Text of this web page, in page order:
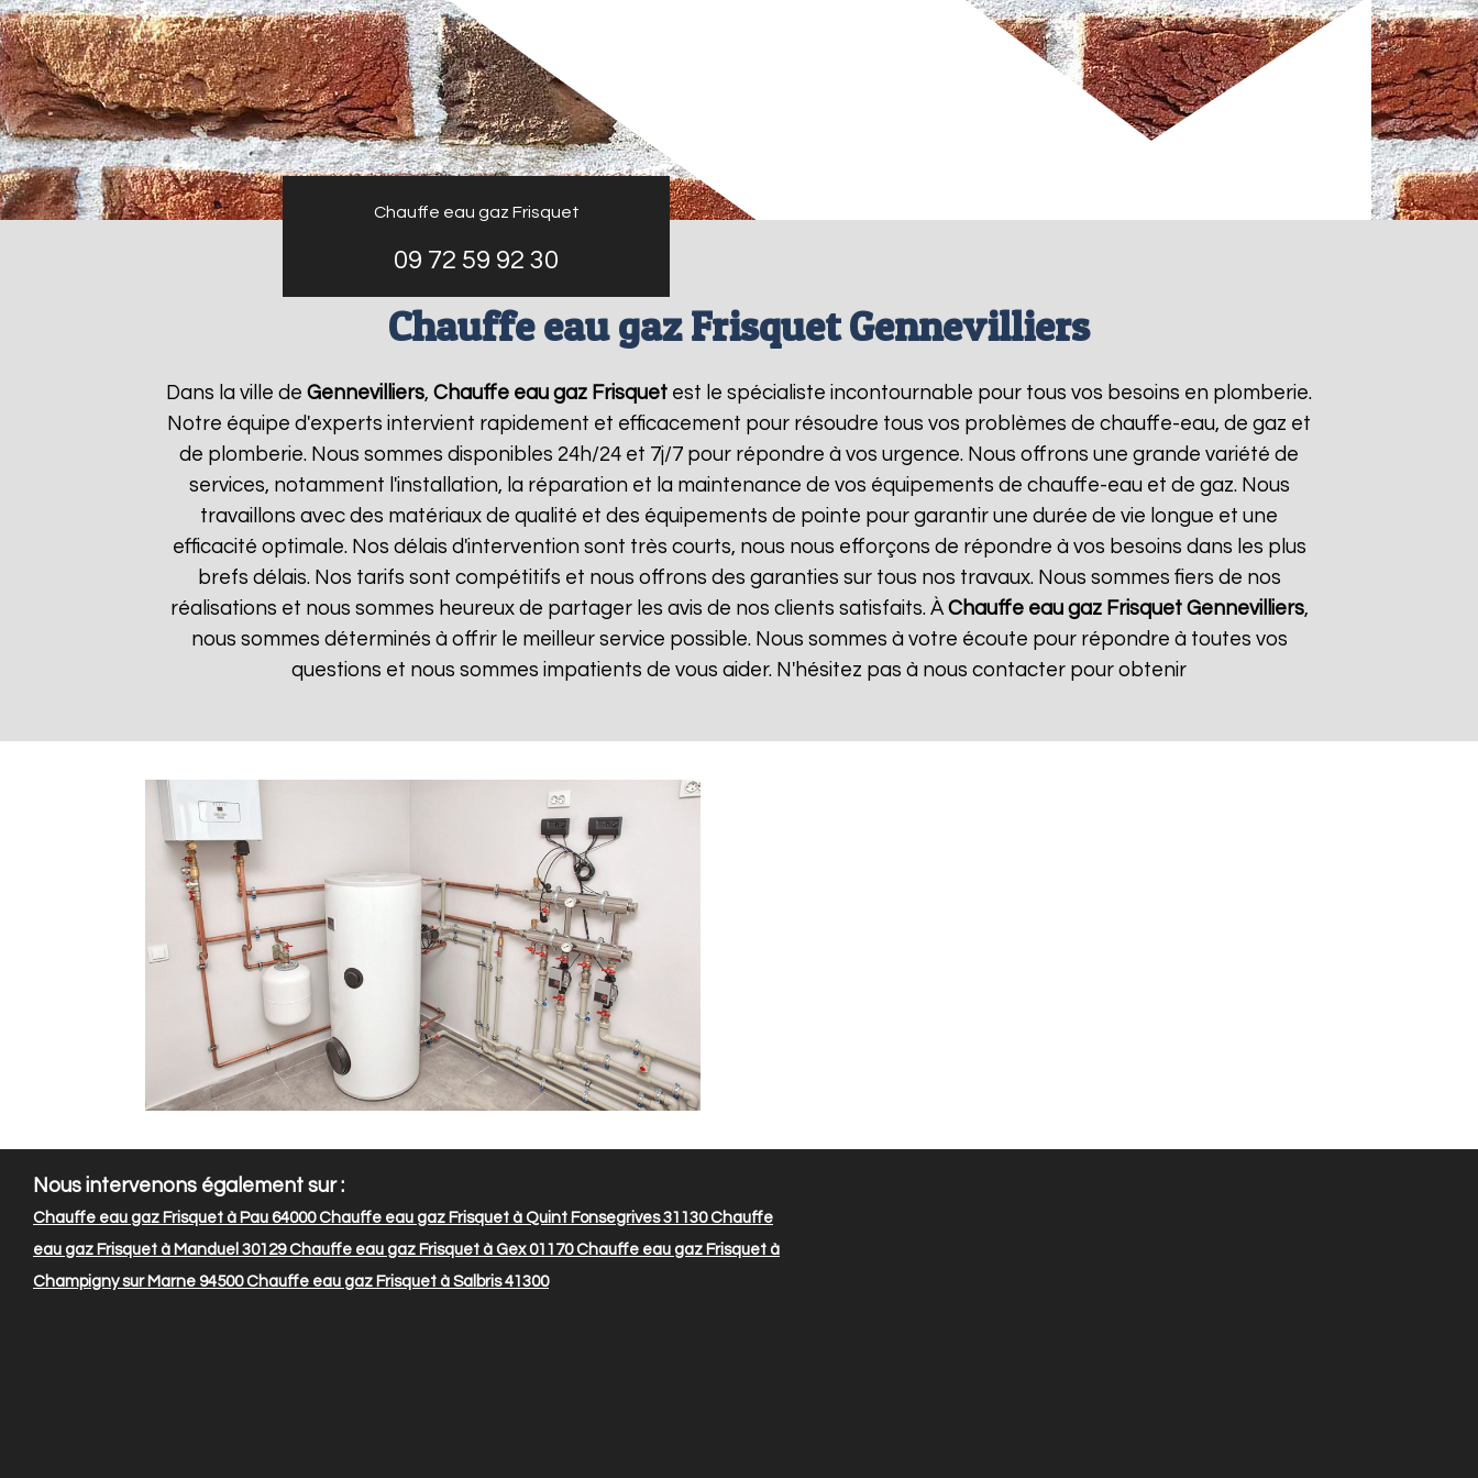
Chauffe eau gaz Frisquet
09 72 59 92 30
Chauffe eau gaz Frisquet Gennevilliers
Dans la ville de Gennevilliers, Chauffe eau gaz Frisquet est le spécialiste incontournable pour tous vos besoins en plomberie.
Notre équipe d'experts intervient rapidement et efficacement pour résoudre tous vos problèmes de chauffe-eau, de gaz et
de plomberie. Nous sommes disponibles 24h/24 et 7j/7 pour répondre à vos urgence. Nous offrons une grande variété de
services, notamment l'installation, la réparation et la maintenance de vos équipements de chauffe-eau et de gaz. Nous
travaillons avec des matériaux de qualité et des équipements de pointe pour garantir une durée de vie longue et une
efficacité optimale. Nos délais d'intervention sont très courts, nous nous efforçons de répondre à vos besoins dans les plus
brefs délais. Nos tarifs sont compétitifs et nous offrons des garanties sur tous nos travaux. Nous sommes fiers de nos
réalisations et nous sommes heureux de partager les avis de nos clients satisfaits. ÀChauffe eau gaz Frisquet Gennevilliers,
nous sommes déterminés à offrir le meilleur service possible. Nous sommes à votre écoute pour répondre à toutes vos
questions et nous sommes impatients de vous aider. N'hésitez pas à nous contacter pour obtenir
Nous intervenons également sur :
Chauffe eau gaz Frisquet à Pau 64000Chauffe eau gaz Frisquet à Quint Fonsegrives 31130Chauffe
eau gaz Frisquet à Manduel 30129Chauffe eau gaz Frisquet à Gex 01170Chauffe eau gaz Frisquet à
Champigny sur Marne 94500Chauffe eau gaz Frisquet à Salbris 41300